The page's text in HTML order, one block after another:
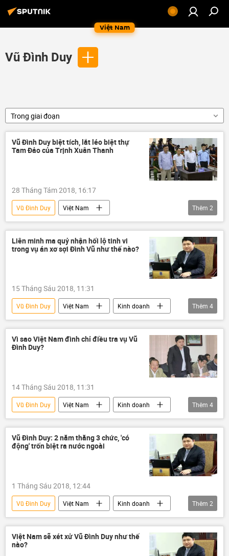
Việt Nam
Vũ Đình Duy
Trong giai đoạn
Vũ Đình Duy biệt tích, lắt léo biệt thự
Tam Đảo của Trịnh Xuân Thanh
28 Tháng Tám 2018, 16:17
Vũ Đình Duy
Việt Nam
Trịnh Xuân Thanh
Đỗ Văn Hồng
PVTex
Thêm 2
Liên minh ma quỷ nhận hối lộ tinh vi
trong vụ án xơ sợi Đình Vũ như thế nào?
15 Tháng Sáu 2018, 11:31
Vũ Đình Duy Việt Nam
Kinh doanh
Trịnh Xuân Thanh
Đinh La Thăng
PVTex
PVN
Thêm 4
Vì sao Việt Nam đình chỉ điều tra vụ Vũ
Đình Duy?
14 Tháng Sáu 2018, 11:31
Vũ Đình Duy Việt Nam
Kinh doanh
Trịnh Xuân Thanh
PVTex
trốn thuế
chữa bệnh
Thêm 4
Vũ Đình Duy: 2 năm thăng 3 chức, 'có
động' trốn biệt ra nước ngoài
1 Tháng Sáu 2018, 12:44
Vũ Đình Duy Việt Nam
Kinh doanh
PVN
Bộ Công Thương
Thêm 2
Việt Nam sẽ xét xử Vũ Đình Duy như thế
nào?